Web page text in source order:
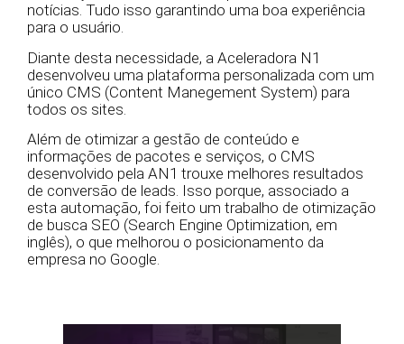
notícias. Tudo isso garantindo uma boa experiência
para o usuário.
Diante desta necessidade, a Aceleradora N1
desenvolveu uma plataforma personalizada com um
único CMS (Content Manegement System) para
todos os sites.
Além de otimizar a gestão de conteúdo e
informações de pacotes e serviços, o CMS
desenvolvido pela AN1 trouxe melhores resultados
de conversão de leads. Isso porque, associado a
esta automação, foi feito um trabalho de otimização
de busca SEO (Search Engine Optimization, em
inglês), o que melhorou o posicionamento da
empresa no Google.